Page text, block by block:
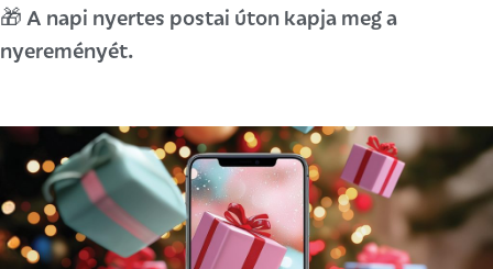
🎁 A napi nyertes postai úton kapja meg a
nyereményét.